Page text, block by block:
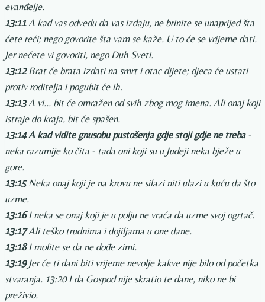
evanđelje.
13:11A kad vas odvedu da vas izdaju, ne brinite se unaprijed šta
ćete reći; nego govorite šta vam se kaže. U to će se vrijeme dati.
Jer nećete vi govoriti, nego Duh Sveti.
13:12Brat će brata izdati na smrt i otac dijete; djeca će ustati
protiv roditelja i pogubit će ih.
13:13A vi... bit će omražen od svih zbog mog imena. Ali onaj koji
istraje do kraja, bit će spašen.
13:14 A kad vidite gnusobu pustošenja gdje stoji gdje ne treba-
neka razumije ko čita - tada oni koji su u Judeji neka bježe u
gore.
13:15Neka onaj koji je na krovu ne silazi niti ulazi u kuću da što
uzme.
13:16I neka se onaj koji je u polju ne vraća da uzme svoj ogrtač.
13:17Ali teško trudnima i dojiljama u one dane.
13:18I molite se da ne dođe zimi.
13:19Jer će ti dani biti vrijeme nevolje kakve nije bilo od početka
stvaranja. 13:20 I da Gospod nije skratio te dane, niko ne bi
preživio.